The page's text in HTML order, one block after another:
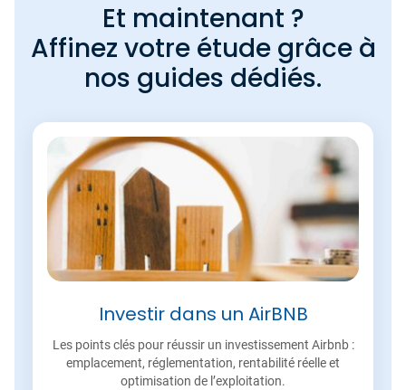
Et maintenant ?
Affinez votre étude grâce à
nos guides dédiés.
Investir dans un AirBNB
Les points clés pour réussir un investissement Airbnb :
emplacement, réglementation, rentabilité réelle et
optimisation de l’exploitation.